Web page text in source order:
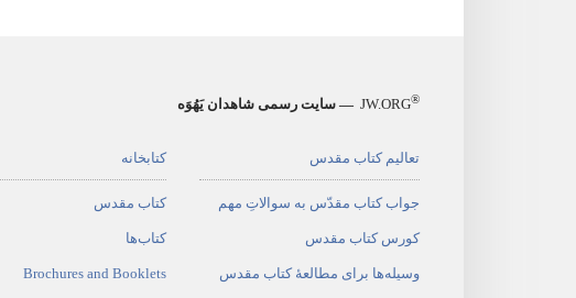
JW.ORG® — سایت رسمی شاهدان یَهُوَه
تعالیم کتاب مقدس
جواب کتاب مقدّس به سوالاتِ مهم
کورس کتاب مقدس
وسیله‌ها برای مطالعهٔ کتاب مقدس
کتابخانه
کتاب مقدس
کتاب‌ها
Brochures and Booklets